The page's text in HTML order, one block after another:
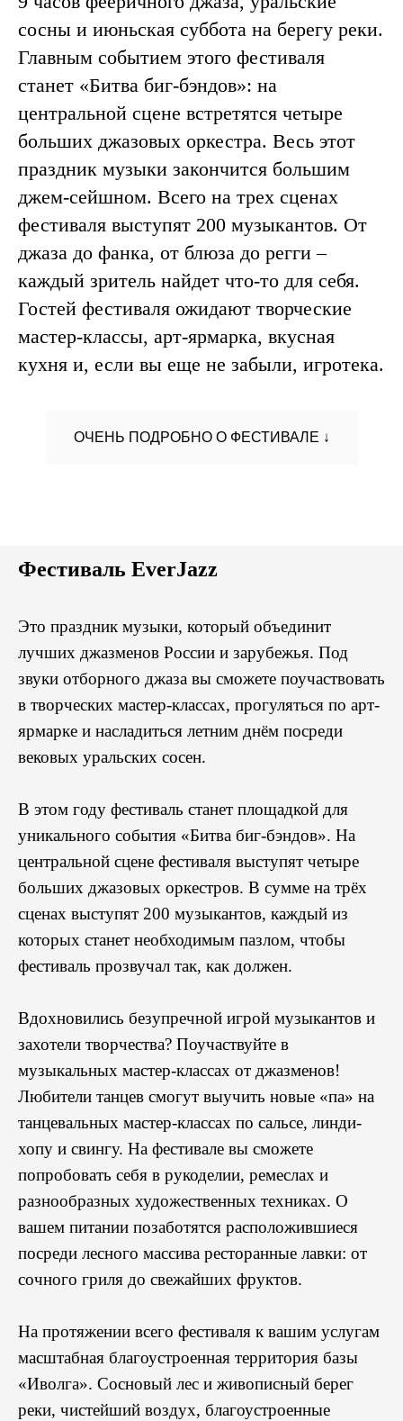
сосны и июньская суббота на берегу реки.
Главным событием этого фестиваля
станет «Битва биг-бэндов»: на
центральной сцене встретятся четыре
больших джазовых оркестра. Весь этот
праздник музыки закончится большим
джем-сейшном. Всего на трех сценах
фестиваля выступят 200 музыкантов. От
джаза до фанка, от блюза до регги –
каждый зритель найдет что-то для себя.
Гостей фестиваля ожидают творческие
мастер-классы, арт-ярмарка, вкусная
кухня и, если вы еще не забыли, игротека.
ОЧЕНЬ ПОДРОБНО О ФЕСТИВАЛЕ ↓
Фестиваль EverJazz
Это праздник музыки, который объединит
лучших джазменов России и зарубежья. Под
звуки отборного джаза вы сможете поучаствовать
в творческих мастер-классах, прогуляться по арт-
ярмарке и насладиться летним днём посреди
вековых уральских сосен.
В этом году фестиваль станет площадкой для
уникального события «Битва биг-бэндов». На
центральной сцене фестиваля выступят четыре
больших джазовых оркестров. В сумме на трёх
сценах выступят 200 музыкантов, каждый из
которых станет необходимым пазлом, чтобы
фестиваль прозвучал так, как должен.
Вдохновились безупречной игрой музыкантов и
захотели творчества? Поучаствуйте в
музыкальных мастер-классах от джазменов!
Любители танцев смогут выучить новые «па» на
танцевальных мастер-классах по сальсе, линди-
хопу и свингу. На фестивале вы сможете
попробовать себя в рукоделии, ремеслах и
разнообразных художественных техниках. О
вашем питании позаботятся расположившиеся
посреди лесного массива ресторанные лавки: от
сочного гриля до свежайших фруктов.
На протяжении всего фестиваля к вашим услугам
масштабная благоустроенная территория базы
«Иволга». Сосновый лес и живописный берег
реки, чистейший воздух, благоустроенные